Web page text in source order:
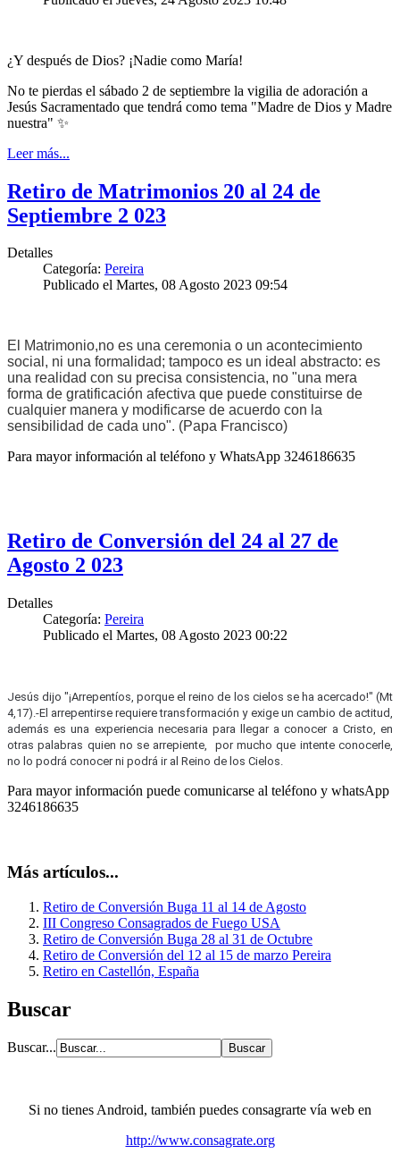
¿Y después de Dios? ¡Nadie como María!
No te pierdas el sábado 2 de septiembre la vigilia de adoración a
Jesús Sacramentado que tendrá como tema "Madre de Dios y Madre
nuestra" ✨
Leer más...
Retiro de Matrimonios 20 al 24 de
Septiembre 2 023
Detalles
Categoría: Pereira
Publicado el Martes, 08 Agosto 2023 09:54
El Matrimonio,no es una ceremonia o un acontecimiento
social, ni una formalidad; tampoco es un ideal abstracto: es
una realidad con su precisa consistencia, no "una mera
forma de gratificación afectiva que puede constituirse de
cualquier manera y modificarse de acuerdo con la
sensibilidad de cada uno". (Papa Francisco)
Para mayor información al teléfono y WhatsApp 3246186635
Retiro de Conversión del 24 al 27 de
Agosto 2 023
Detalles
Categoría: Pereira
Publicado el Martes, 08 Agosto 2023 00:22
Jesús dijo "¡Arrepentíos, porque el reino de los cielos se ha acercado!" (Mt
4,17).-El arrepentirse requiere transformación y exige un cambio de actitud,
además es una experiencia necesaria para llegar a conocer a Cristo, en
otras palabras quien no se arrepiente, por mucho que intente conocerle,
no lo podrá conocer ni podrá ir al Reino de los Cielos.
Para mayor información puede comunicarse al teléfono y whatsApp
3246186635
Más artículos...
Retiro de Conversión Buga 11 al 14 de Agosto
III Congreso Consagrados de Fuego USA
Retiro de Conversión Buga 28 al 31 de Octubre
Retiro de Conversión del 12 al 15 de marzo Pereira
Retiro en Castellón, España
Buscar
Buscar...
Si no tienes Android, también puedes consagrarte vía web en
http://www.consagrate.org